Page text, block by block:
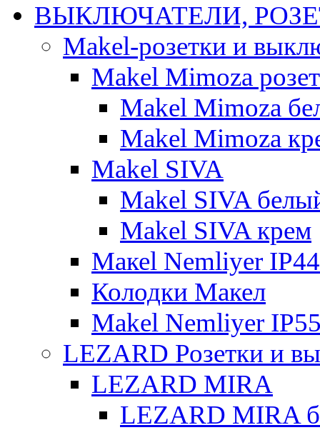
ВЫКЛЮЧАТЕЛИ,
Makel-розетки и
Makel Mimoza
Makel Mimoza
Makel Mimoza
Makel SIVA
Makel SIVA
Makel SIVA крем
Макеl Nemliyer IP44
Колодки Макел
Makel Nemliyer
LEZARD Розетки и
LEZARD MIRA
LEZARD MIRA